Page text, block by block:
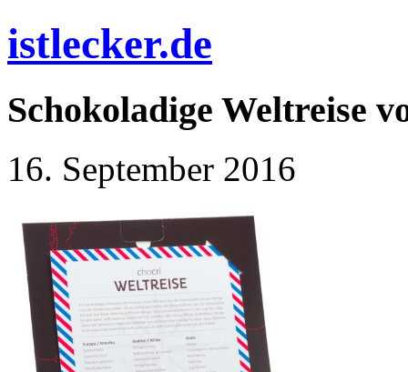
istlecker.de
Schokoladige Weltreise
16. September 2016